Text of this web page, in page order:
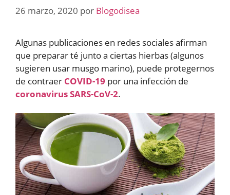
26 marzo, 2020 por Blogodisea
Algunas publicaciones en redes sociales afirman
que preparar té junto a ciertas hierbas (algunos
sugieren usar musgo marino), puede protegernos
de contraer COVID-19 por una infección de
coronavirus SARS-CoV-2.